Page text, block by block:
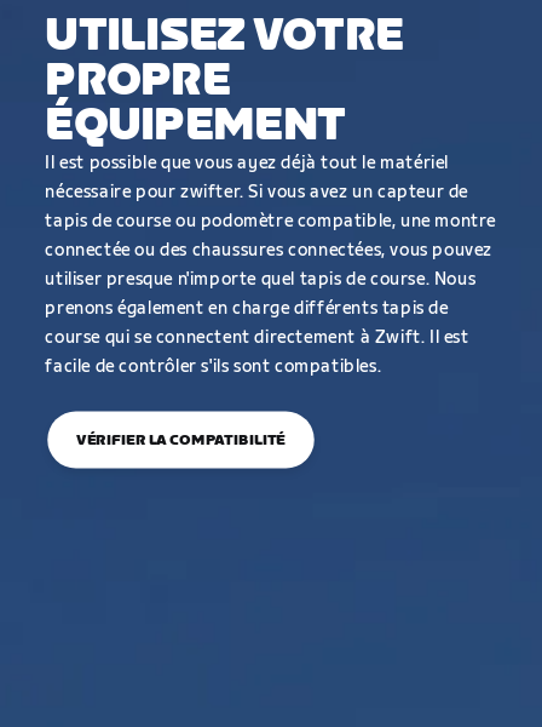
UTILISEZ VOTRE
PROPRE
ÉQUIPEMENT
Il est possible que vous ayez déjà tout le matériel
nécessaire pour zwifter. Si vous avez un capteur de
tapis de course ou podomètre compatible, une montre
connectée ou des chaussures connectées, vous pouvez
utiliser presque n'importe quel tapis de course. Nous
prenons également en charge différents tapis de
course qui se connectent directement à Zwift. Il est
facile de contrôler s'ils sont compatibles.
VÉRIFIER LA COMPATIBILITÉ